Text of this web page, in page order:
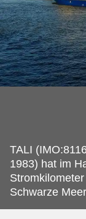
TALI
1983) hat im
Schwarze